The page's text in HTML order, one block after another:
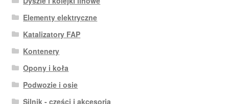
Elementy elektryczne
Katalizatory FAP
Kontenery
Opony i koła
Podwozie i osie
Silnik - części i akcesoria